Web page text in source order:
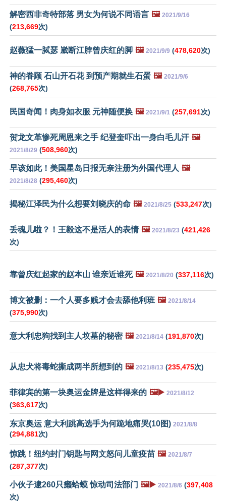
解密西非奇特部落 男女为何说不同语言 🖼️ 2021/9/16
(213,669次)
赵薇猛一脦瑟 崴断江脖曾庆红的脚 🖼️ 2021/9/9 (478,620次)
神的眷顾 石山开石花 到预产期就生石蛋 🖼️ 2021/9/6
(268,765次)
民国奇闻！肉身如衣服 元神随便换 🖼️ 2021/9/1 (257,691次)
贺龙文革惨死周恩来之手 纪登奎吓出一身白毛儿汗 🖼️
2021/8/29 (508,960次)
早该如此！美国星岛日报无奈注册为外国代理人 🖼️
2021/8/28 (295,460次)
揭秘江泽民为什么想要刘晓庆的命 🖼️ 2021/8/25 (533,247次)
丢魂儿啦？！王毅这不是活人的表情 🖼️ 2021/8/23 (421,426
次)
靠曾庆红起家的赵本山 谁亲近谁死 🖼️ 2021/8/20 (337,116次)
博文被删：一个人要多贱才会去舔他利班 🖼️ 2021/8/14
(375,990次)
意大利忠狗找到主人坟墓的秘密 🖼️ 2021/8/14 (191,870次)
从忠犬将毒蛇撕成两半所想到的 🖼️ 2021/8/13 (235,475次)
菲律宾的第一块奥运金牌是这样得来的 🖼️▶️ 2021/8/12
(363,617次)
东京奥运 意大利跳高选手为何跪地痛哭(10图) 2021/8/8
(294,881次)
惊跳！纽约封门钥匙与网文怒问儿童疫苗 🖼️ 2021/8/7
(287,377次)
小伙子逮260只癞蛤蟆 惊动司法部门 🖼️▶️ 2021/8/6 (397,408
次)